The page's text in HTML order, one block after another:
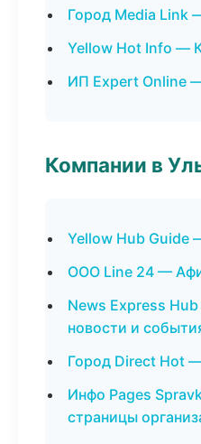
Город Media Link
Yellow Hot Info —
ИП Expert Online
Компании в
Yellow Hub Guide
ООО Line 24 —
News Express
новости и
Город Direct Hot
Инфо Pages
страницы